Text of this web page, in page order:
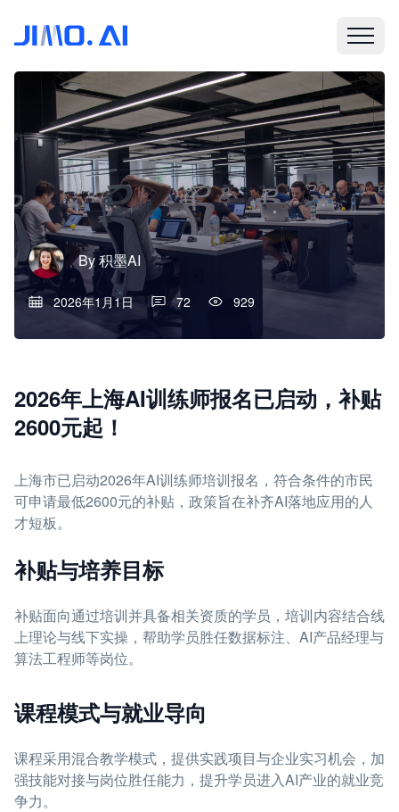
By积墨AI
2026年1月1日 72 929
2026年上海AI训练师报名已启动，补贴
2600元起！
上海市已启动2026年AI训练师培训报名，符合条件的市民
可申请最低2600元的补贴，政策旨在补齐AI落地应用的人
才短板。
补贴与培养目标
补贴面向通过培训并具备相关资质的学员，培训内容结合线
上理论与线下实操，帮助学员胜任数据标注、AI产品经理与
算法工程师等岗位。
课程模式与就业导向
课程采用混合教学模式，提供实践项目与企业实习机会，加
强技能对接与岗位胜任能力，提升学员进入AI产业的就业竞
争力。